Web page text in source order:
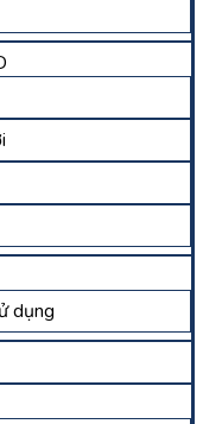
dụng